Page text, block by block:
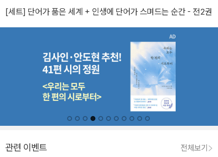
[세트] 단어가 품은 세계 + 인생에 단어가 스며드는 순간 - 전2권
관련 이벤트 전체보기